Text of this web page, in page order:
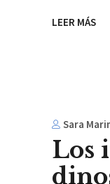
LEER MÁS
Sara
Los